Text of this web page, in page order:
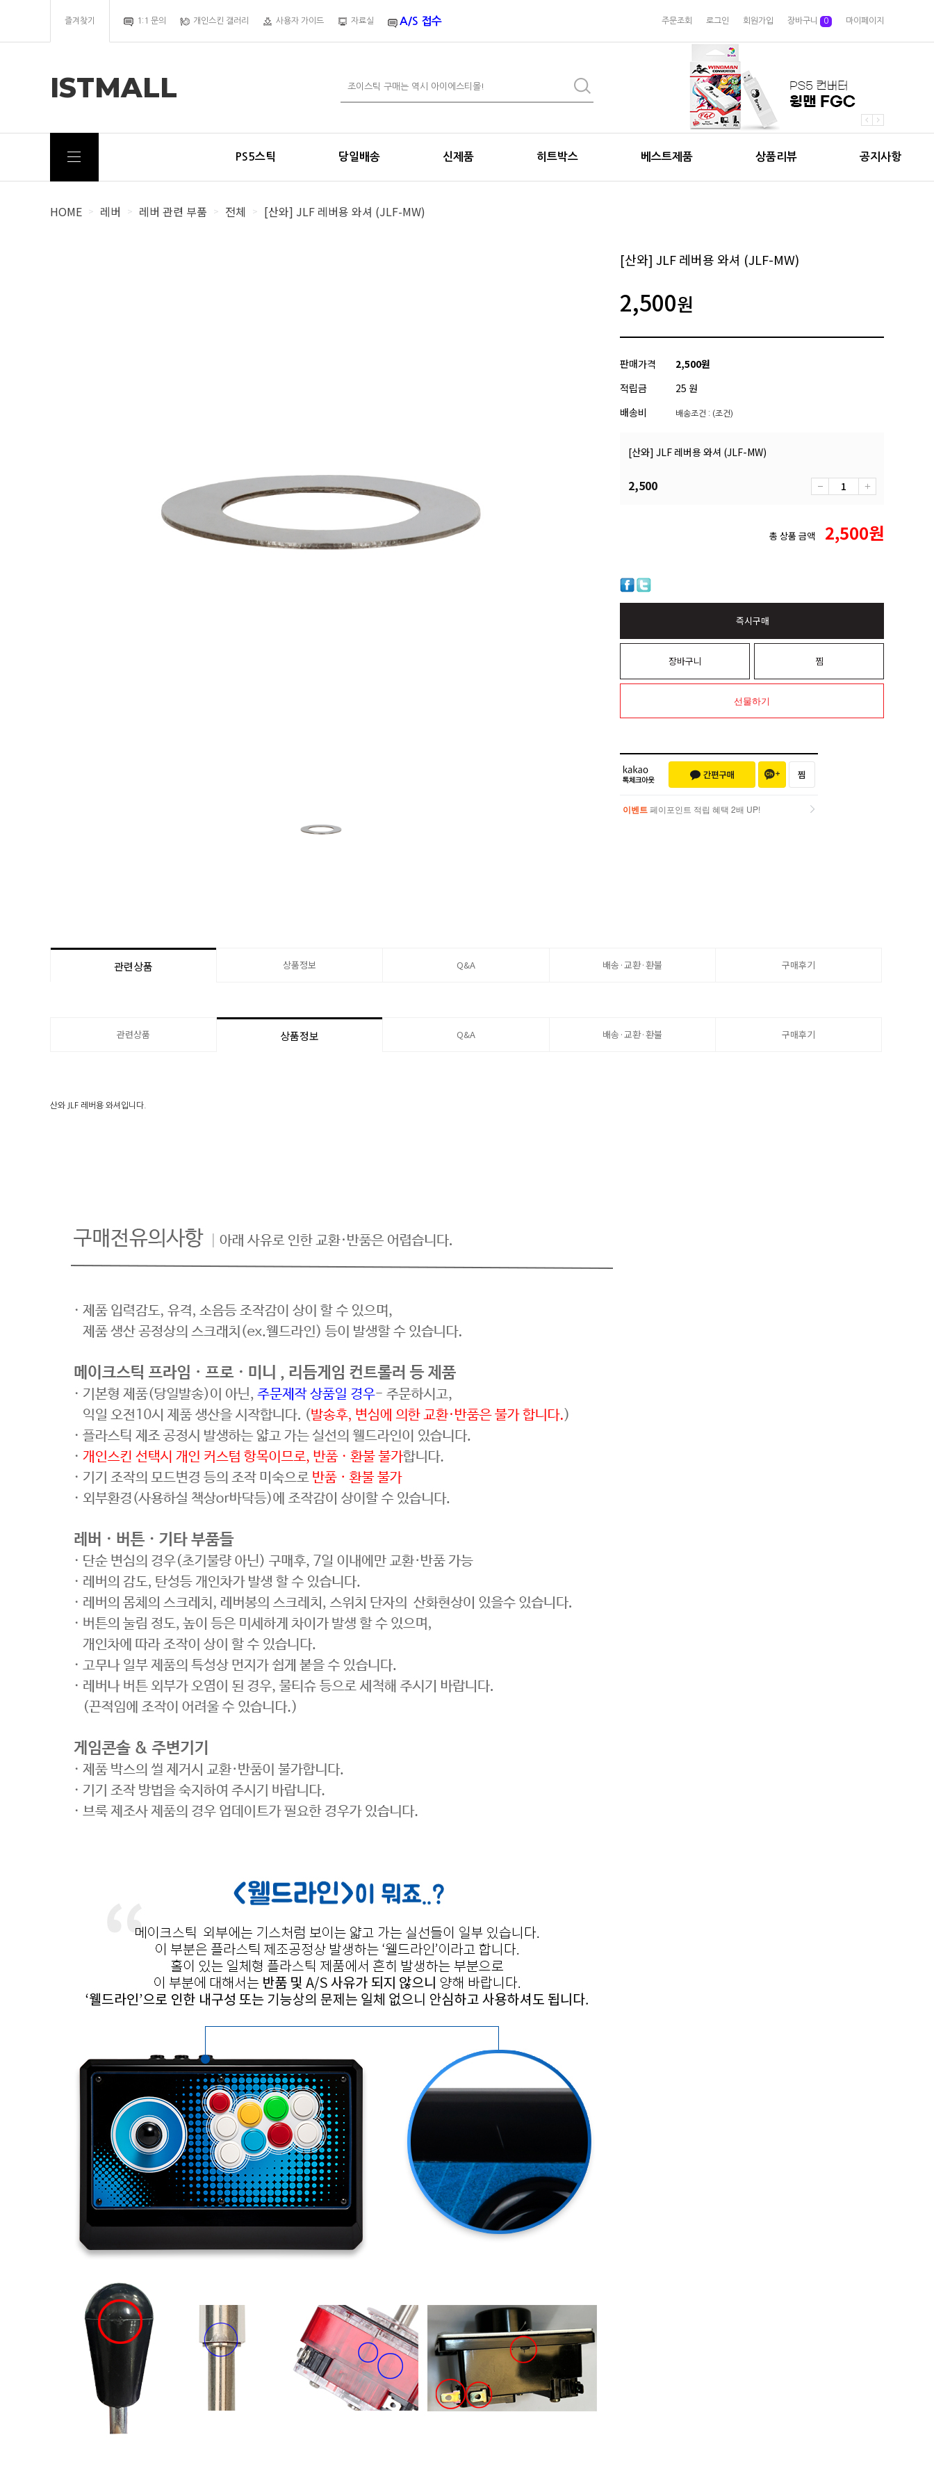
즐겨찾기 1:1 문의 개인스킨 갤러리 사용자 가이드 자료실 A/S 접수 주문조회 로그인 회원가입 장바구니 0 마이페이지
ISTMALL
PS5스틱 당일배송 신제품 히트박스 베스트제품 상품리뷰 공지사항
HOME > 레버 > 레버 관련 부품 > 전체 > [산와] JLF 레버용 와셔 (JLF-MW)
[산와] JLF 레버용 와셔 (JLF-MW)
2,500원
판매가격 2,500원
적립금
25 원
배송비
배송조건 : (조건)
[산와] JLF 레버용 와셔 (JLF-MW)
2,500
총 상품 금액 2,500원
즉시구매
장바구니 찜
선물하기
이벤트 페이포인트 적립 혜택 2배 UP!
관련상품 상품정보 Q&A 배송·교환·환불 구매후기
관련상품 상품정보 Q&A 배송·교환·환불 구매후기
산와 JLF 레버용 와셔입니다.